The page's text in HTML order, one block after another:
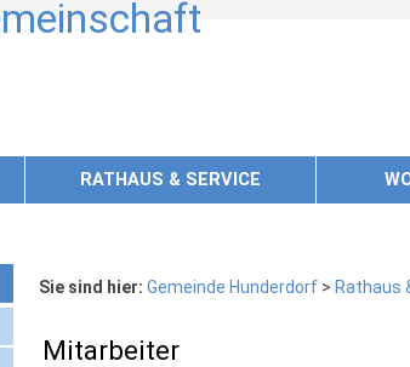
springen.
RATHAUS & SERVICE
Sie sind hier: Gemeinde Hunderdorf> Rathaus
Mitarbeiter